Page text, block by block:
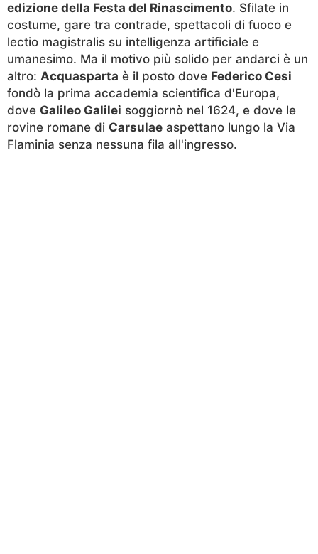
edizione della Festa del Rinascimento. Sfilate in
costume, gare tra contrade, spettacoli di fuoco e
lectio magistralis su intelligenza artificiale e
umanesimo. Ma il motivo più solido per andarci è un
altro: Acquasparta è il posto dove Federico Cesi
fondò la prima accademia scientifica d'Europa,
dove Galileo Galilei soggiornò nel 1624, e dove le
rovine romane di Carsulae aspettano lungo la Via
Flaminia senza nessuna fila all'ingresso.